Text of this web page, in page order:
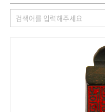
사진 아카이브 문서 기록물
숫자로 보는 50년